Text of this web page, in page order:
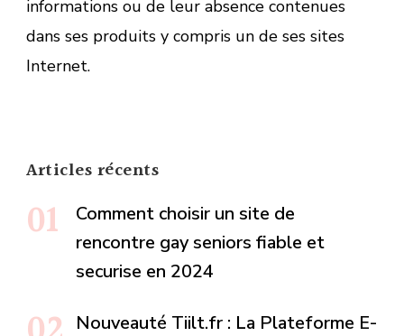
informations ou de leur absence contenues
dans ses produits y compris un de ses sites
Internet.
Articles récents
Comment choisir un site de
rencontre gay seniors fiable et
securise en 2024
Nouveauté Tiilt.fr : La Plateforme E-